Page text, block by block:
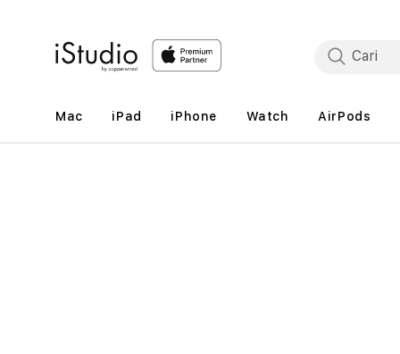
Mac iPad iPhone Watch AirPods